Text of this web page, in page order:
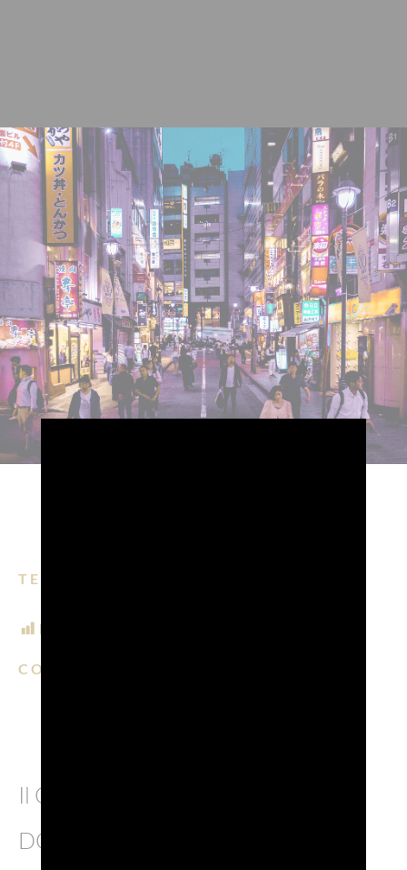
TEMPO DI LETTURA: 8 MIN.
POST VIEWS:
CONDIVIDI SU:
Il Consorzio di Tutela del Prosecco
DOC rinnova e rilancia nel 2026 la